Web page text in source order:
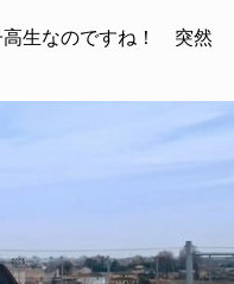
高生なのですね！ 突然